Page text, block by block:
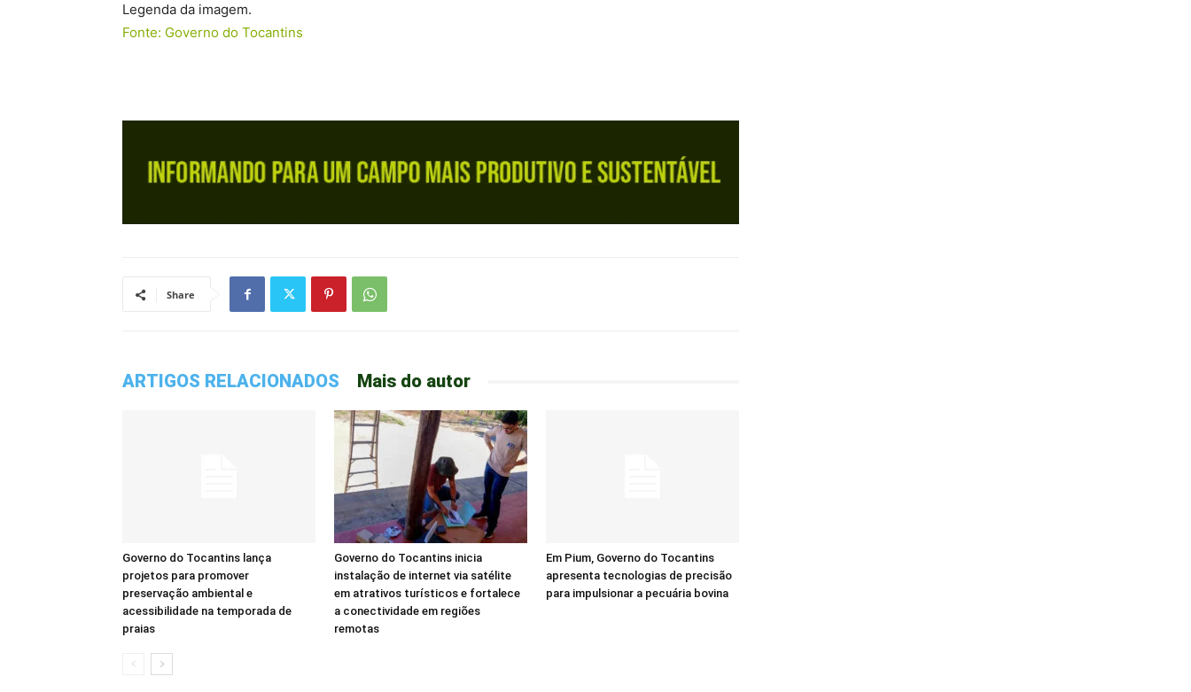
Legenda da imagem.
Fonte: Governo do Tocantins
Share
ARTIGOS RELACIONADOS Mais do autor
Governo do Tocantins lança
projetos para promover
preservação ambiental e
acessibilidade na temporada de
praias
Governo do Tocantins inicia
instalação de internet via satélite
em atrativos turísticos e fortalece
a conectividade em regiões
remotas
Em Pium, Governo do Tocantins
apresenta tecnologias de precisão
para impulsionar a pecuária bovina